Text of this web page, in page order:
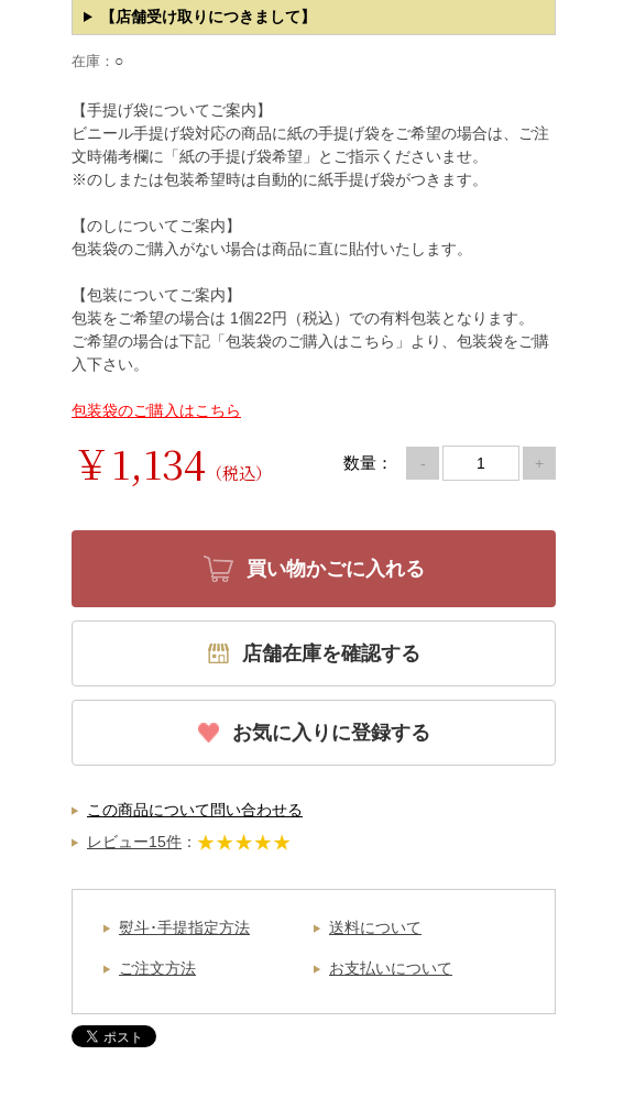
【店舗受け取りにつきまして】
在庫： ○
￥1,134 （税込） 数量： - +
熨斗･手提指定方法 送料について
ご注文方法 お支払いについて
買い物かごに入れる
この商品について問い合わせる
レビュー15件 ：
お気に入りに登録する
店舗在庫を確認する
【手提げ袋についてご案内】
ビニール手提げ袋対応の商品に紙の手提げ袋をご希望の場合は、ご注
文時備考欄に「紙の手提げ袋希望」とご指示くださいませ。
※のしまたは包装希望時は自動的に紙手提げ袋がつきます。
【のしについてご案内】
包装袋のご購入がない場合は商品に直に貼付いたします。
【包装についてご案内】
包装をご希望の場合は 1個22円（税込）での有料包装となります。
ご希望の場合は下記「包装袋のご購入はこちら」より、包装袋をご購
入下さい。
包装袋のご購入はこちら